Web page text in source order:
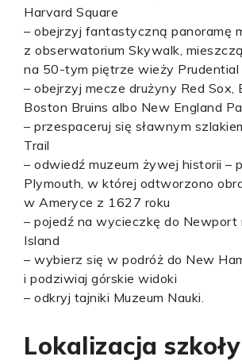
Harvard Square
– obejrzyj fantastyczną panoramę
z obserwatorium Skywalk,
na 50-tym piętrze wieży
– obejrzyj mecze drużyny Red Sox,
Boston Bruins albo New England
– przespaceruj się sławnym
Trail
– odwiedź muzeum żywej historii –
Plymouth, w której odtworzono
w Ameryce z 1627 roku
– pojedź na wycieczkę do Newport
Island
– wybierz się w podróż do New
i podziwiaj górskie widoki
– odkryj tajniki Muzeum Nauki.
Lokalizacja szkoły